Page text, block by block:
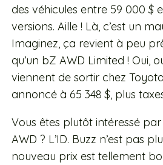
des véhicules entre 59 000 $
versions. Aille ! Là, c’est un
Imaginez, ça revient à peu
qu’un bZ AWD Limited ! Oui,
viennent de sortir chez
annoncé à 65 348 $, plus
Vous êtes plutôt intéressé
AWD ? L’ID. Buzz n’est pas
nouveau prix est tellement